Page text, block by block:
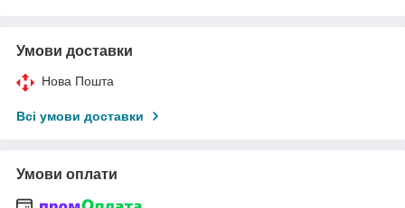
Умови доставки
Нова Пошта
Всі умови доставки
Умови оплати